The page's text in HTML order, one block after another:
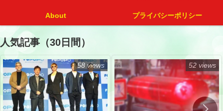
About プライバシーポリシー
人気記事（30日間）
58 views 52 views